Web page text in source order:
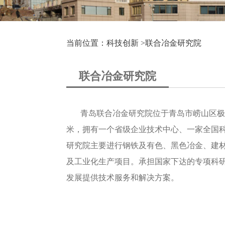
当前位置：科技创新 >联合冶金研究院
联合冶金研究院
青岛联合冶金研究院位于青岛市崂山区
米，拥有一个省级企业技术中心、一家全国
研究院主要进行钢铁及有色、黑色冶金、建
及工业化生产项目。承担国家下达的专项科
发展提供技术服务和解决方案。